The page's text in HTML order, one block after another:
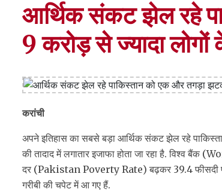
आर्थिक संकट झेल रहे
9 करोड़ से ज्यादा
करांची
अपने इतिहास का सबसे बड़ा आर्थिक संकट झेल रहे
की तादाद में लगातार इजाफा होता जा रहा है. विश्व बैंक
दर (Pakistan Poverty Rate) बढ़कर 39.4 फीसदी पर
गरीबी की चपेट में आ गए हैं.